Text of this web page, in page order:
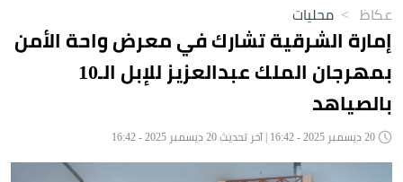
عكاظ > محليات
إمارة الشرقية تشارك في معرض واحة الأمن
بمهرجان الملك عبدالعزيز للإبل الـ10
بالصياهد